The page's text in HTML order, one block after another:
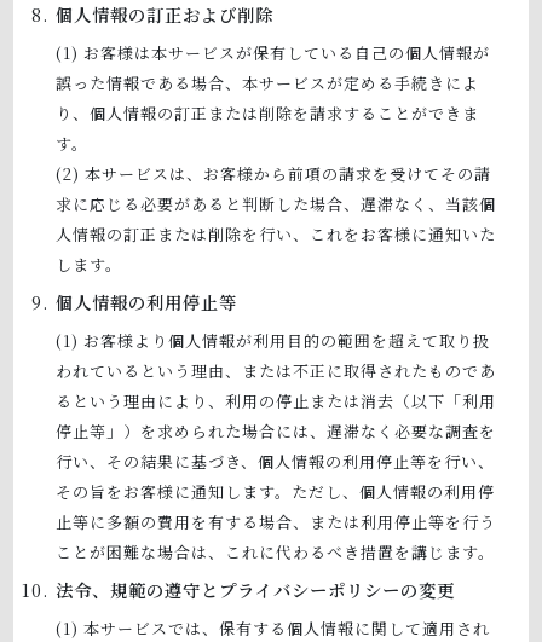
個人情報の訂正および削除
お客様は本サービスが保有している自己の個人情報が
誤った情報である場合、本サービスが定める手続きによ
り、個人情報の訂正または削除を請求することができま
す。
本サービスは、お客様から前項の請求を受けてその請
求に応じる必要があると判断した場合、遅滞なく、当該個
人情報の訂正または削除を行い、これをお客様に通知いた
します。
個人情報の利用停止等
お客様より個人情報が利用目的の範囲を超えて取り扱
われているという理由、または不正に取得されたものであ
るという理由により、利用の停止または消去（以下「利用
停止等」）を求められた場合には、遅滞なく必要な調査を
行い、その結果に基づき、個人情報の利用停止等を行い、
その旨をお客様に通知します。ただし、個人情報の利用停
止等に多額の費用を有する場合、または利用停止等を行う
ことが困難な場合は、これに代わるべき措置を講じます。
法令、規範の遵守とプライバシーポリシーの変更
本サービスでは、保有する個人情報に関して適用され